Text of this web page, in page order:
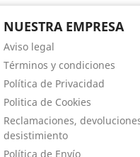
NUESTRA EMPRESA
Aviso legal
Términos y condiciones
Política de Privacidad
Politica de Cookies
Reclamaciones,
desistimiento
Política de Envío